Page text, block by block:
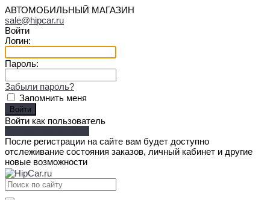
АВТОМОБИЛЬНЫЙ МАГАЗИН
sale@hipcar.ru
Войти
Логин:
Пароль:
Забыли пароль?
Запомнить меня
Войти как пользователь
После регистрации на сайте вам будет доступно
отслеживание состояния заказов, личный кабинет и другие
новые возможности